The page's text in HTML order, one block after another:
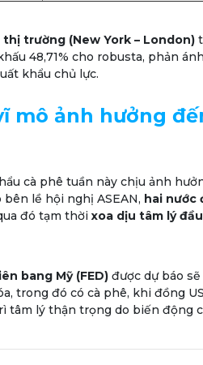
trường (New York – London)
48,71% cho robusta, phản
khẩu chủ lực.
mô ảnh hưởng
cà phê tuần này chịu ảnh
bên lề hội nghị ASEAN, hai nước
đó tạm thời xoa dịu tâm lý
bang Mỹ (FED) được dự báo sẽ
trong đó có cà phê, khi đồng
tâm lý thận trọng do biến động